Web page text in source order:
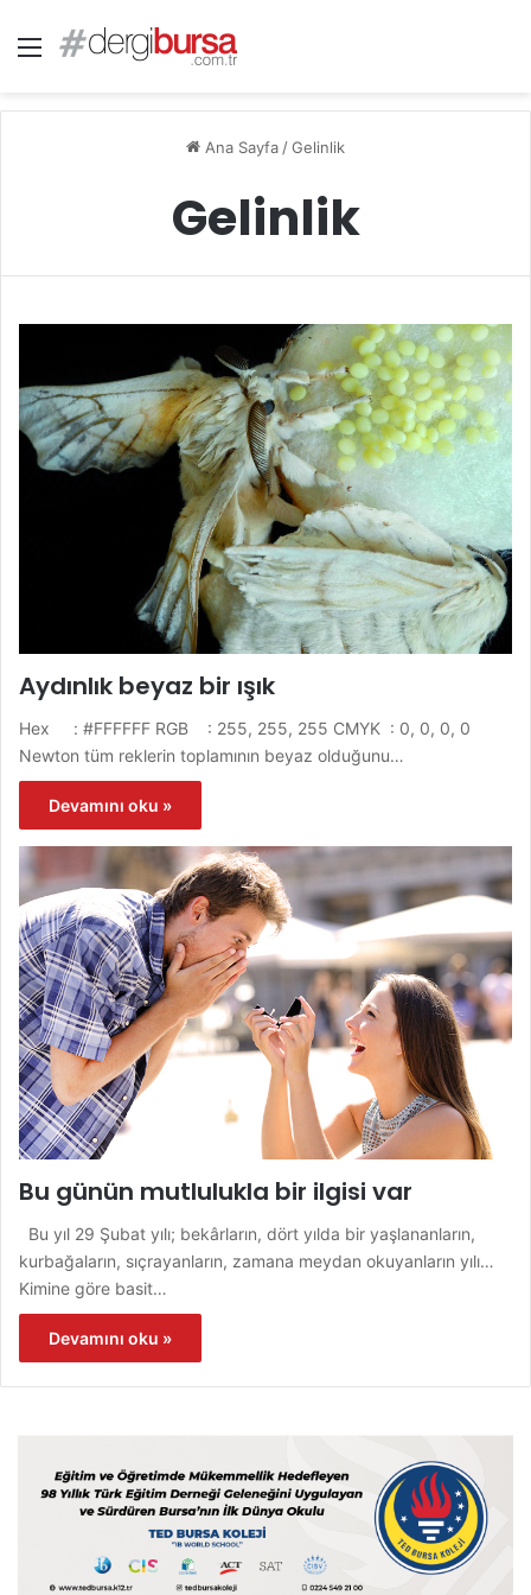
Menü
Ana Sayfa /Gelinlik
Gelinlik
Aydınlık beyaz bir ışık
Hex : #FFFFFF RGB : 255, 255, 255 CMYK : 0, 0, 0, 0
Newton tüm reklerin toplamının beyaz olduğunu…
Devamını oku »
Bu günün mutlulukla bir ilgisi var
Bu yıl 29 Şubat yılı; bekârların, dört yılda bir yaşlananların,
kurbağaların, sıçrayanların, zamana meydan okuyanların yılı…
Kimine göre basit…
Devamını oku »